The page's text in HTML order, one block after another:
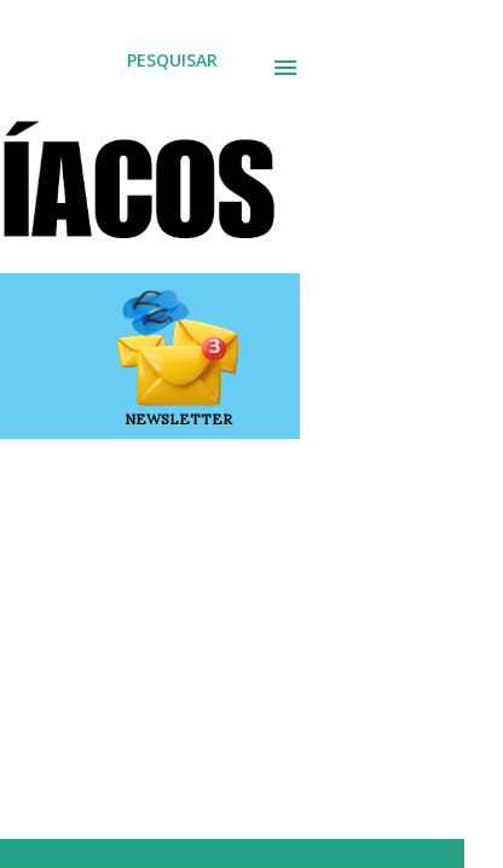
PESQUISAR
NEWSLETTER